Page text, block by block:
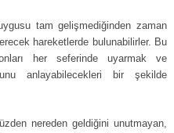
tam gelişmediğinden zaman
hareketlerde bulunabilirler. Bu
her seferinde uyarmak ve
anlayabilecekleri bir şekilde
nereden geldiğini unutmayan,